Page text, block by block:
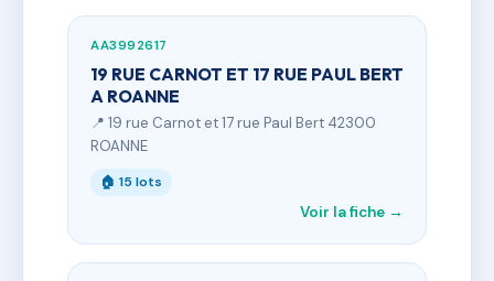
AA3992617
19 RUE CARNOT ET 17 RUE PAUL BERT
A ROANNE
📍 19 rue Carnot et 17 rue Paul Bert 42300
ROANNE
🏠 15 lots
Voir la fiche →